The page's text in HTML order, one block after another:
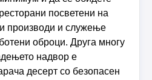
посветени на
производи и служење
оброци. Друга многу
надвор е
десерт со безопасен